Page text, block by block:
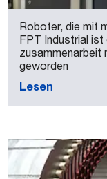
Roboter, die mit
FPT Industrial ist
zusammenarbeit
geworden
Lesen